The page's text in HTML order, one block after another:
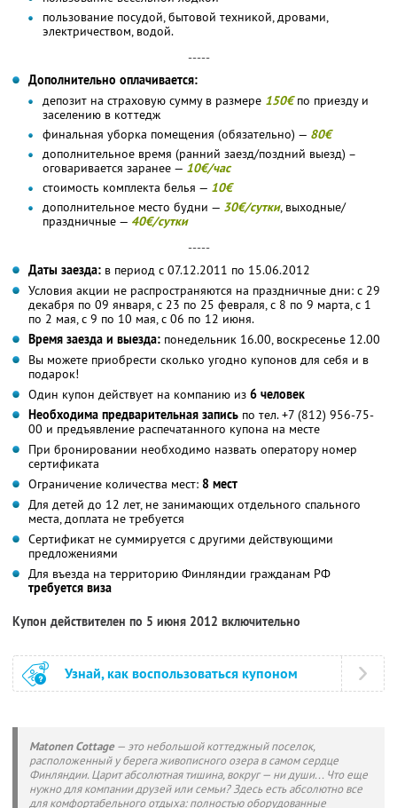
пользование посудой, бытовой техникой, дровами,
электричеством, водой.
-----
Дополнительно оплачивается:
депозит на страховую сумму в размере 150€по приезду и
заселению в коттедж
финальная уборка помещения (обязательно) — 80€
дополнительное время (ранний заезд/поздний выезд) –
оговаривается заранее — 10€/час
стоимость комплекта белья — 10€
дополнительное место будни — 30€/сутки, выходные/
праздничные — 40€/сутки
-----
Даты заезда: в период с 07.12.2011 по 15.06.2012
Условия акции не распространяются на праздничные дни: с 29
декабря по 09 января, с 23 по 25 февраля, с 8 по 9 марта, с 1
по 2 мая, с 9 по 10 мая, с 06 по 12 июня.
Время заезда и выезда: понедельник 16.00, воскресенье 12.00
Вы можете приобрести сколько угодно купонов для себя и в
подарок!
Один купон действует на компанию из 6 человек
Необходима предварительная запись по тел. +7 (812) 956-75-
00 и предъявление распечатанного купона на месте
При бронировании необходимо назвать оператору номер
сертификата
Ограничение количества мест: 8 мест
Для детей до 12 лет, не занимающих отдельного спального
места, доплата не требуется
Сертификат не суммируется с другими действующими
предложениями
Для въезда на территорию Финляндии гражданам РФ
требуется виза
Купон действителен по 5 июня 2012 включительно
Узнай, как воспользоваться купоном
Matonen Cottage— это небольшой коттеджный поселок,
расположенный у берега живописного озера в самом сердце
Финляндии. Царит абсолютная тишина, вокруг — ни души... Что еще
нужно для компании друзей или семьи? Здесь есть абсолютно все
для комфортабельного отдыха: полностью оборудованные